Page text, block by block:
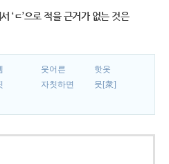
‘ㄷ’으로 적을 근거가 없는 것은
웃어른
핫옷
자칫하면
뭇[衆]